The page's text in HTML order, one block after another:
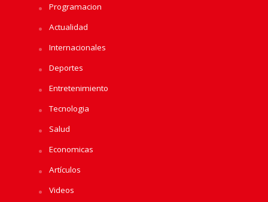
Programacion
Actualidad
Internacionales
Deportes
Entretenimiento
Tecnologia
Salud
Economicas
Artículos
Videos